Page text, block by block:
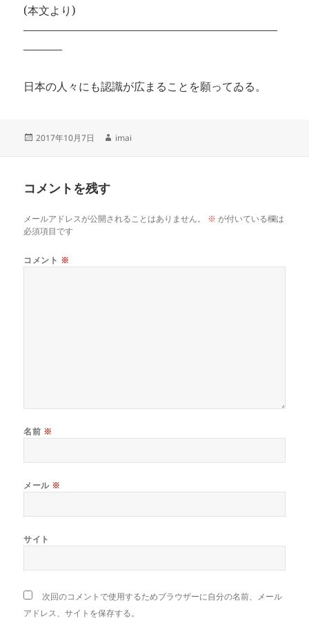
(本文より)
———————————————————————
———–
日本の人々にも認識が広まることを願ってゐる。
投
2017年10月7日
作
imai
コメントを残す
メールアドレスが公開されることはありません。 ※ が付いている欄は
必須項目です
コメント ※
名前 ※
メール ※
サイト
次回のコメントで使用するためブラウザーに自分の名前、メール
アドレス、サイトを保存する。